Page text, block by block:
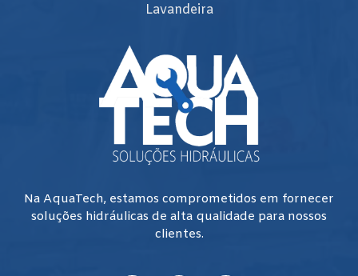
Lavandeira
Na AquaTech, estamos comprometidos em fornecer
soluções hidráulicas de alta qualidade para nossos
clientes.